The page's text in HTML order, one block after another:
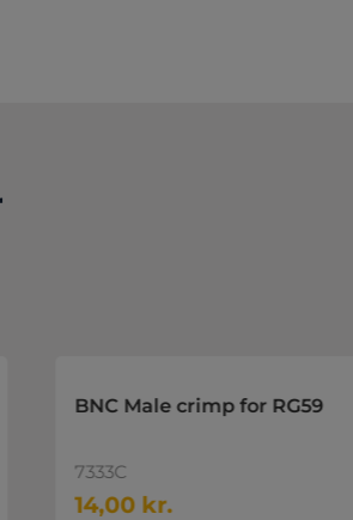
BNC Male crimp for RG59
7333C
14,00 kr.